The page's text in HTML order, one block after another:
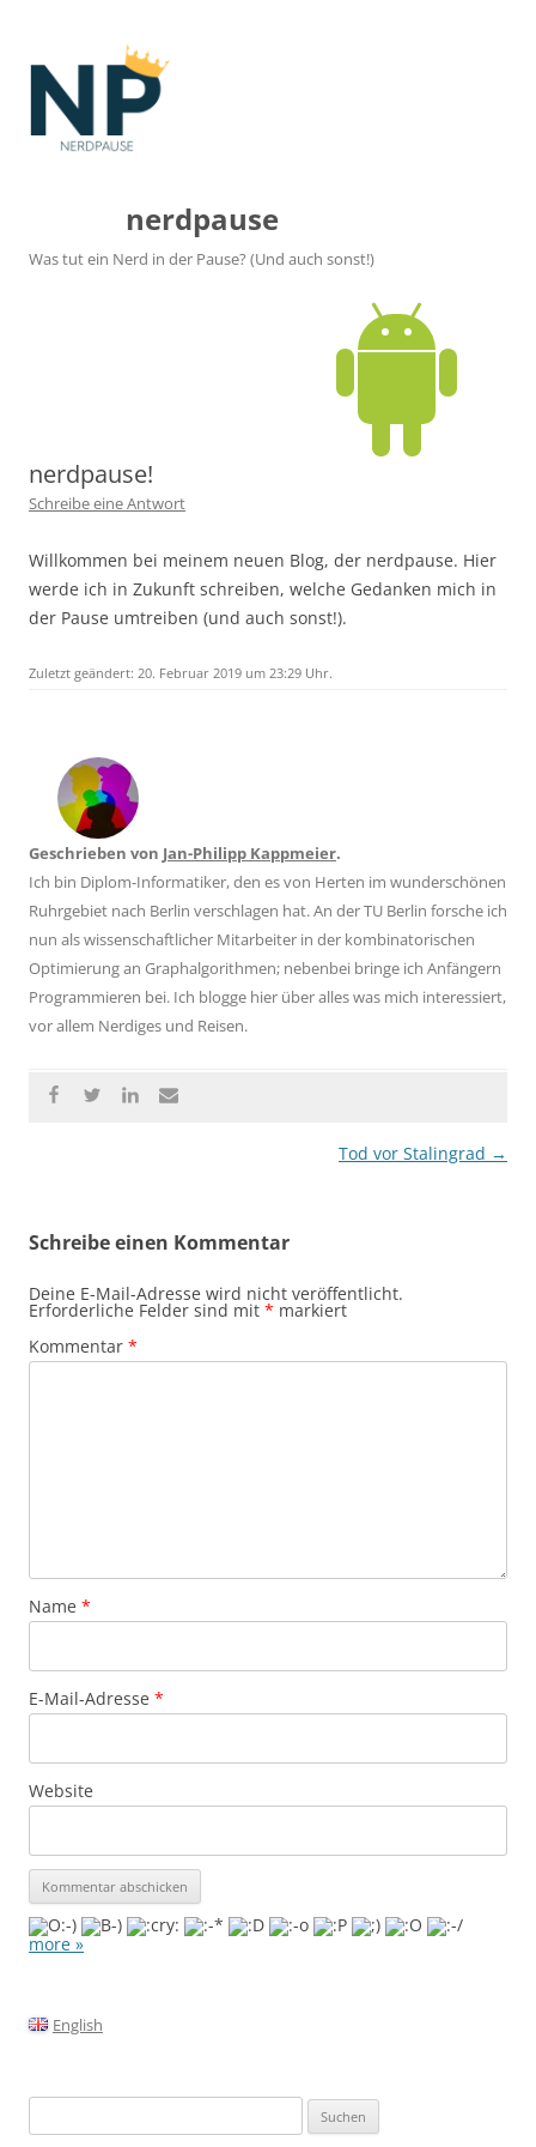
nerdpause
Was tut ein Nerd in der Pause? (Und auch sonst!)
nerdpause!
Schreibe eine Antwort
Willkommen bei meinem neuen Blog, der nerdpause. Hier
werde ich in Zukunft schreiben, welche Gedanken mich in
der Pause umtreiben (und auch sonst!).
Zuletzt geändert: 20. Februar 2019 um 23:29 Uhr.
Geschrieben von Jan-Philipp Kappmeier.
Ich bin Diplom-Informatiker, den es von Herten im wunderschönen
Ruhrgebiet nach Berlin verschlagen hat. An derTU Berlin forsche ich
nun alswissenschaftlicher Mitarbeiter in der kombinatorischen
Optimierung an Graphalgorithmen; nebenbei bringe ich Anfängern
Programmieren bei. Ich blogge hier über alles was mich interessiert,
vor allem Nerdiges und Reisen.
Tod vor Stalingrad →
Schreibe einen Kommentar
Deine E-Mail-Adresse wird nicht veröffentlicht.
Erforderliche Felder sind mit * markiert
Kommentar *
Name *
E-Mail-Adresse *
Website
more »
English
u